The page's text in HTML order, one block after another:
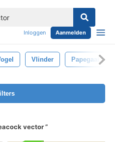
Inloggen Aanmelden
Vlinder Papegaai
vector